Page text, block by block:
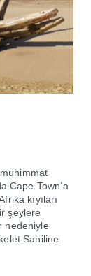
Cape Town’a
kıyıları
şeylere
nedeniyle
Sahiline